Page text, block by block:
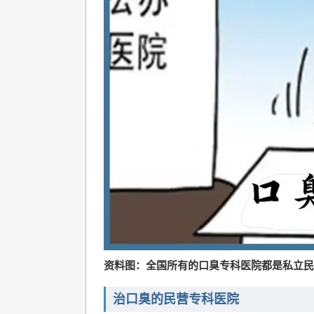
资料图：全国所有的口臭专科医院都是私立
治口臭的民营专科医院